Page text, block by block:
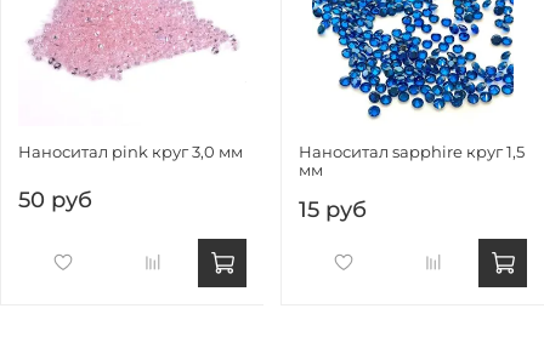
Наноситал pink круг 3,0 мм
50 руб
Наноситал sapphire круг 1,5
мм
15 руб